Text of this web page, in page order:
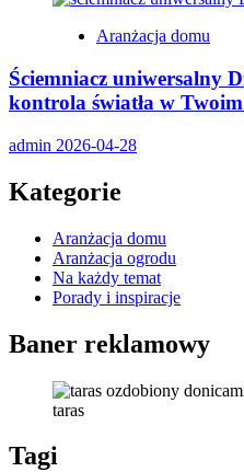
Aranżacja domu
Ściemniacz uniwersalny
kontrola światła w
admin 2026-04-28
Kategorie
Aranżacja domu
Aranżacja ogrodu
Na każdy temat
Porady i inspiracje
Baner reklamowy
taras
Tagi